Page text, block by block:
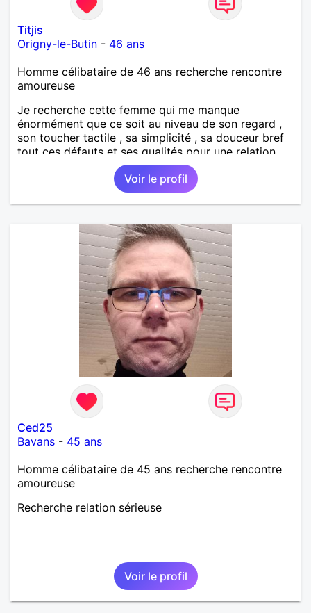
Titjis
Origny-le-Butin - 46 ans
Homme célibataire de 46 ans recherche rencontre
amoureuse
Je recherche cette femme qui me manque
énormément que ce soit au niveau de son regard ,
son toucher tactile , sa simplicité , sa douceur bref
tout ces défauts et ses qualités pour une relation
Voir le profil
Ced25
Bavans - 45 ans
Homme célibataire de 45 ans recherche rencontre
amoureuse
Recherche relation sérieuse
Voir le profil